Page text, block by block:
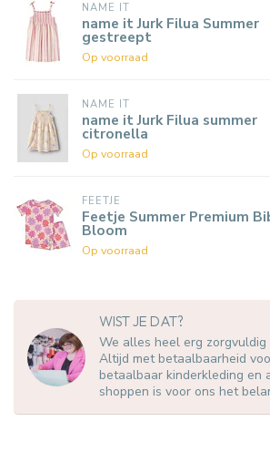
NAME IT
name it Jurk Filua Summer
gestreept
Op voorraad
NAME IT
name it Jurk Filua summer
citronella
Op voorraad
FEETJE
Feetje Summer Premium
Bloom
Op voorraad
WIST JE DAT?
We alles heel erg zorgvuldig
Altijd met betaalbaarheid
betaalbaar kinderkleding en
shoppen is voor ons het